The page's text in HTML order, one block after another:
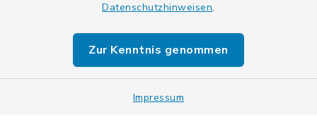
Datenschutzhinweisen.
Zur Kenntnis genommen
Impressum
Sitemap